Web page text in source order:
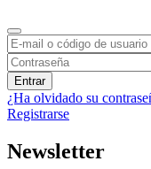
Entrar
¿Ha olvidado su
Registrarse
Newsletter